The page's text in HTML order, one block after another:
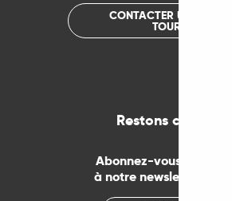
CONTACTER UN OFFICE
TOURISME
Restons connectés
Abonnez-vous
à notre newsletter